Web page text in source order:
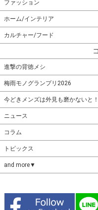
ファッション
ホーム/インテリア
カルチャー/フード
進撃の背徳メシ
梅雨モノグランプリ2026
今どきメンズは外見も磨かないと！
ニュース
コラム
トピックス
and more▼